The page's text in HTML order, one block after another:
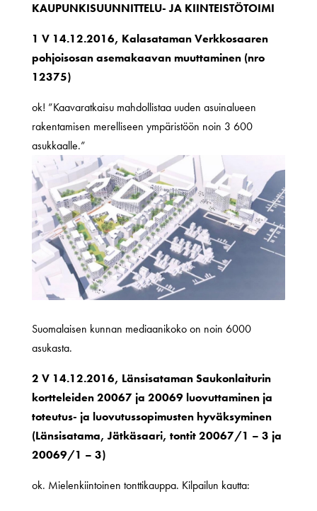
KAUPUNKISUUNNITTELU- JA KIINTEISTÖTOIMI
1 V 14.12.2016, Kalasataman Verkkosaaren
pohjoisosan asemakaavan muuttaminen (nro
12375)
ok! ”Kaavaratkaisu mahdollistaa uuden asuinalueen
rakentamisen merelliseen ympäristöön noin 3 600
asukkaalle.”
Suomalaisen kunnan mediaanikoko on noin 6000
asukasta.
2 V 14.12.2016, Länsisataman Saukonlaiturin
kortteleiden 20067 ja 20069 luovuttaminen ja
toteutus- ja luovutussopimusten hyväksyminen
(Länsisatama, Jätkäsaari, tontit 20067/1 – 3 ja
20069/1 – 3)
ok. Mielenkiintoinen tonttikauppa. Kilpailun kautta: